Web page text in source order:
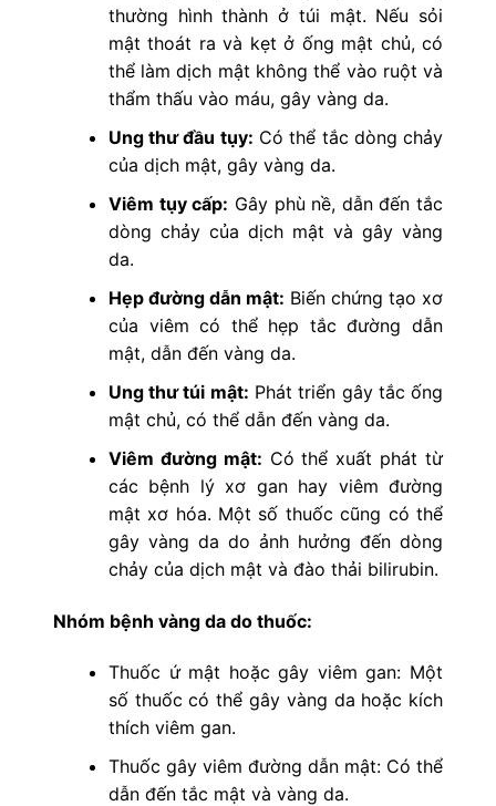
thường hình thành ở túi mật. Nếu sỏi
mật thoát ra và kẹt ở ống mật chủ, có
thể làm dịch mật không thể vào ruột và
thẩm thấu vào máu, gây vàng da.
Ung thư đầu tụy: Có thể tắc dòng chảy
của dịch mật, gây vàng da.
Viêm tụy cấp: Gây phù nề, dẫn đến tắc
dòng chảy của dịch mật và gây vàng
da.
Hẹp đường dẫn mật: Biến chứng tạo xơ
của viêm có thể hẹp tắc đường dẫn
mật, dẫn đến vàng da.
Ung thư túi mật: Phát triển gây tắc ống
mật chủ, có thể dẫn đến vàng da.
Viêm đường mật: Có thể xuất phát từ
các bệnh lý xơ gan hay viêm đường
mật xơ hóa. Một số thuốc cũng có thể
gây vàng da do ảnh hưởng đến dòng
chảy của dịch mật và đào thải bilirubin.
Nhóm bệnh vàng da do thuốc:
Thuốc ứ mật hoặc gây viêm gan: Một
số thuốc có thể gây vàng da hoặc kích
thích viêm gan.
Thuốc gây viêm đường dẫn mật: Có thể
dẫn đến tắc mật và vàng da.